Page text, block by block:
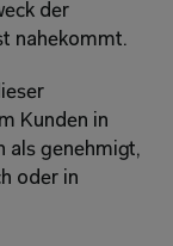
der
nahekommt.
Kunden in
als genehmigt,
oder in